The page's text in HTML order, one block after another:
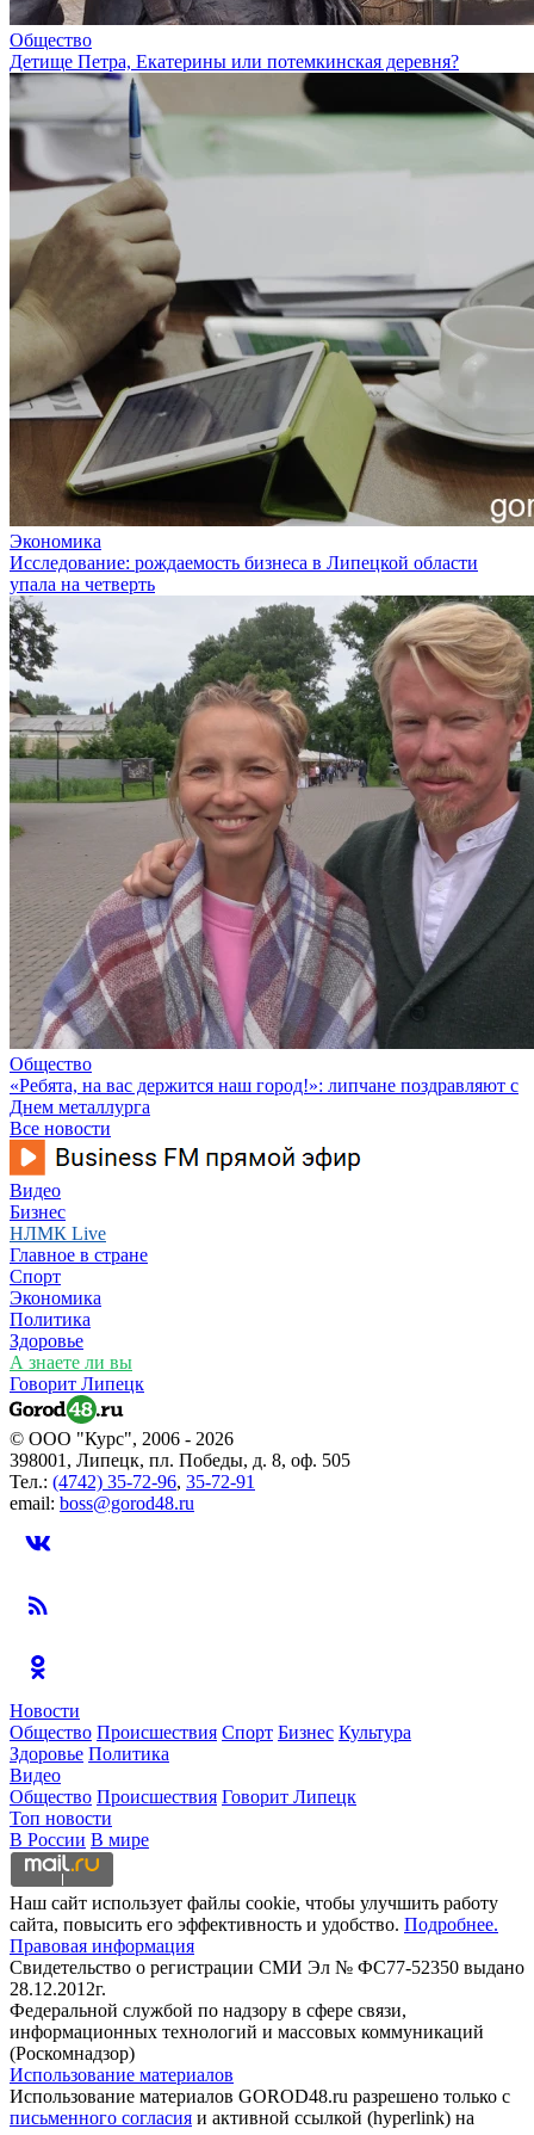
Общество
Детище Петра, Екатерины или потемкинская деревня?
Экономика
Исследование: рождаемость бизнеса в Липецкой области
упала на четверть
Общество
«Ребята, на вас держится наш город!»: липчане поздравляют с
Днем металлурга
Все новости
Видео
Бизнес
НЛМК Live
Главное в стране
Спорт
Экономика
Политика
Здоровье
А знаете ли вы
Говорит Липецк
© ООО "Курс", 2006 - 2026
398001, Липецк, пл. Победы, д. 8, оф. 505
Тел.: (4742) 35-72-96, 35-72-91
email: boss@gorod48.ru
Новости
Общество Происшествия Спорт Бизнес Культура
Здоровье Политика
Видео
Общество Происшествия Говорит Липецк
Топ новости
В России В мире
Наш сайт использует файлы cookie, чтобы улучшить работу
сайта, повысить его эффективность и удобство. Подробнее.
Правовая информация
Свидетельство о регистрации СМИ Эл № ФС77-52350 выдано
28.12.2012г.
Федеральной службой по надзору в сфере связи,
информационных технологий и массовых коммуникаций
(Роскомнадзор)
Использование материалов
Использование материалов GOROD48.ru разрешено только с
письменного согласия и активной ссылкой (hyperlink) на